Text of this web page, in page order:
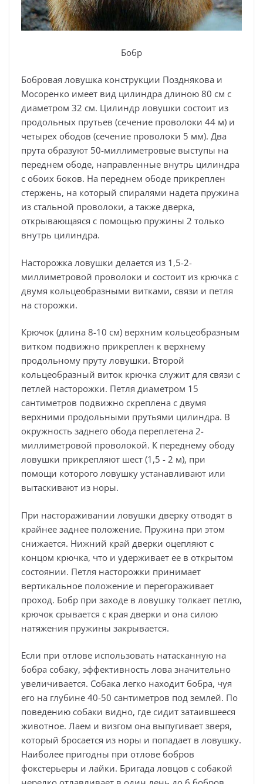
Бобр
Бобровая ловушка конструкции Позднякова и
Мосоренко имеет вид цилиндра длиною 80 см с
диаметром 32 см. Цилиндр ловушки состоит из
продольных прутьев (сечение проволоки 44 м) и
четырех ободов (сечение проволоки 5 мм). Два
прута образуют 50-миллиметровые выступы на
переднем ободе, направленные внутрь цилиндра
с обоих боков. На переднем ободе прикреплен
стержень, на который спиралями надета пружина
из стальной проволоки, а также дверка,
открывающаяся с помощью пружины 2 только
внутрь цилиндра.
Насторожка ловушки делается из 1,5-2-
миллиметровой проволоки и состоит из крючка с
двумя кольцеобразными витками, связи и петля
на сторожки.
Крючок (длина 8-10 см) верхним кольцеобразным
витком подвижно прикреплен к верхнему
продольному пруту ловушки. Второй
кольцеобразный виток крючка служит для связи с
петлей насторожки. Петля диаметром 15
сантиметров подвижно скреплена с двумя
верхними продольными прутьями цилиндра. В
окружность заднего обода переплетена 2-
миллиметровой проволокой. К переднему ободу
ловушки прикрепляют шест (1,5 - 2 м), при
помощи которого ловушку устанавливают или
вытаскивают из норы.
При настораживании ловушки дверку отводят в
крайнее заднее положение. Пружина при этом
снижается. Нижний край дверки оцепляют с
концом крючка, что и удерживает ее в открытом
состоянии. Петля насторожки принимает
вертикальное положение и перегораживает
проход. Бобр при заходе в ловушку толкает петлю,
крючок срывается с края дверки и она силою
натяжения пружины закрывается.
Если при отлове использовать натасканную на
бобра собаку, эффективность лова значительно
увеличивается. Собака легко находит бобра, чуя
его на глубине 40-50 сантиметров под землей. По
поведению собаки видно, где сидит затаившееся
животное. Лаем и визгом она выпугивает зверя,
который бросается из норы и попадает в ловушку.
Наиболее пригодны при отлове бобров
фокстерьеры и лайки. Бригада ловцов с собакой